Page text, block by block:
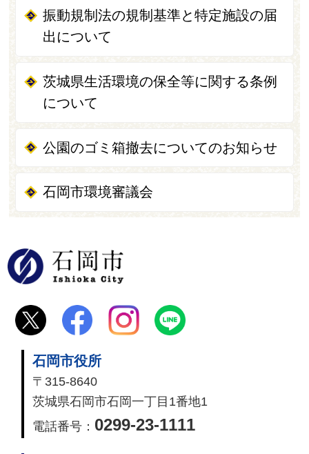
振動規制法の規制基準と特定施設の届
出について
茨城県生活環境の保全等に関する条例
について
公園のゴミ箱撤去についてのお知らせ
石岡市環境審議会
石岡市役所
〒315-8640
茨城県石岡市石岡一丁目1番地1
電話番号： 0299-23-1111